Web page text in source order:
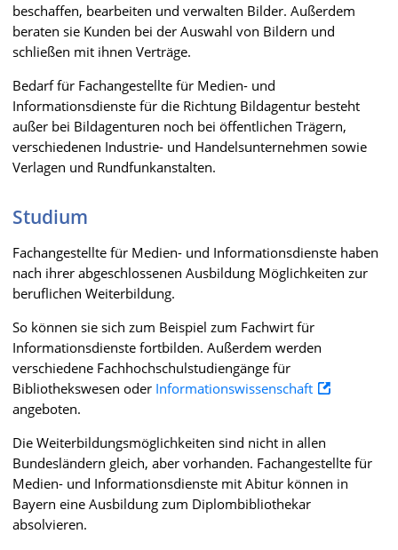
beschaffen, bearbeiten und verwalten Bilder. Außerdem
beraten sie Kunden bei der Auswahl von Bildern und
schließen mit ihnen Verträge.
Bedarf für Fachangestellte für Medien- und
Informationsdienste für die Richtung Bildagentur besteht
außer bei Bildagenturen noch bei öffentlichen Trägern,
verschiedenen Industrie- und Handelsunternehmen sowie
Verlagen und Rundfunkanstalten.
Studium
Fachangestellte für Medien- und Informationsdienste haben
nach ihrer abgeschlossenen Ausbildung Möglichkeiten zur
beruflichen Weiterbildung.
So können sie sich zum Beispiel zum Fachwirt für
Informationsdienste fortbilden. Außerdem werden
verschiedene Fachhochschulstudiengänge für
Bibliothekswesen oder Informationswissenschaft
angeboten.
Die Weiterbildungsmöglichkeiten sind nicht in allen
Bundesländern gleich, aber vorhanden. Fachangestellte für
Medien- und Informationsdienste mit Abitur können in
Bayern eine Ausbildung zum Diplombibliothekar
absolvieren.